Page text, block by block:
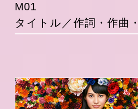
M01
タイトル／作詞・作曲